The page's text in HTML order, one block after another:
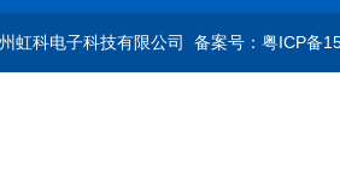
虹科电子科技有限公司 备案号：粤ICP备